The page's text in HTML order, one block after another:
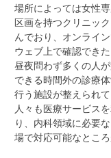
場所によっては女性
区画を持つクリニッ
んでおり、オンライ
ウェブ上で確認でき
昼夜問わず多くの人
できる時間外の診療
行う施設が整えられ
人々も医療サービス
り、内科領域に必要
場で対応可能なところ